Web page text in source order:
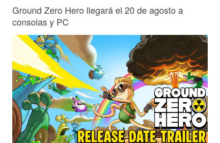
Ground Zero Hero llegará el 20 de agosto a
consolas y PC